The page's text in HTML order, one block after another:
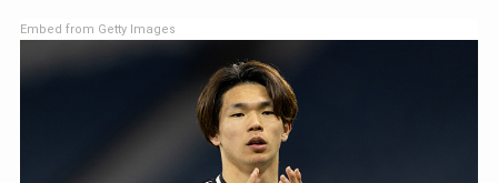
Embed from Getty Images